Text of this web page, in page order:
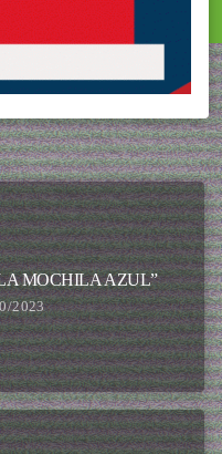
MOCHILA AZUL”
2023